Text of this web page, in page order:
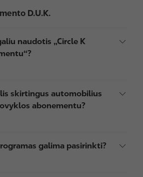
D.U.K.
naudotis „Circle K
skirtingus automobilius
abonementu?
galima pasirinkti?